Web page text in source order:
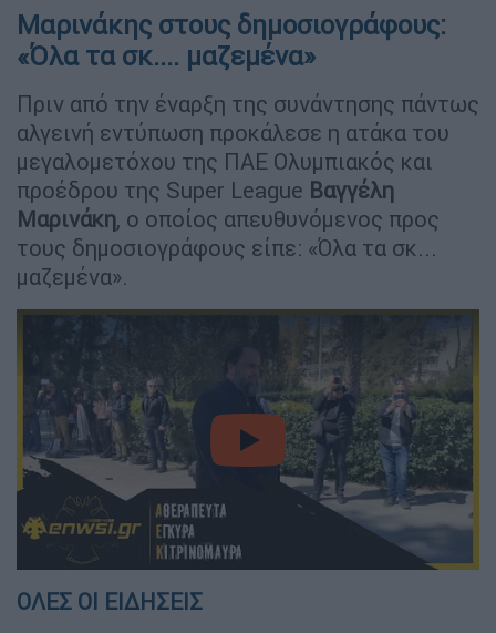
Μαρινάκης στους δημοσιογράφους:
«Όλα τα σκ.... μαζεμένα»
Πριν από την έναρξη της συνάντησης πάντως
αλγεινή εντύπωση προκάλεσε η ατάκα του
μεγαλομετόχου της ΠΑΕ Ολυμπιακός και
προέδρου της Super League Βαγγέλη
Μαρινάκη, ο οποίος απευθυνόμενος προς
τους δημοσιογράφους είπε: «Όλα τα σκ...
μαζεμένα».
video
ΟΛΕΣ ΟΙ ΕΙΔΗΣΕΙΣ